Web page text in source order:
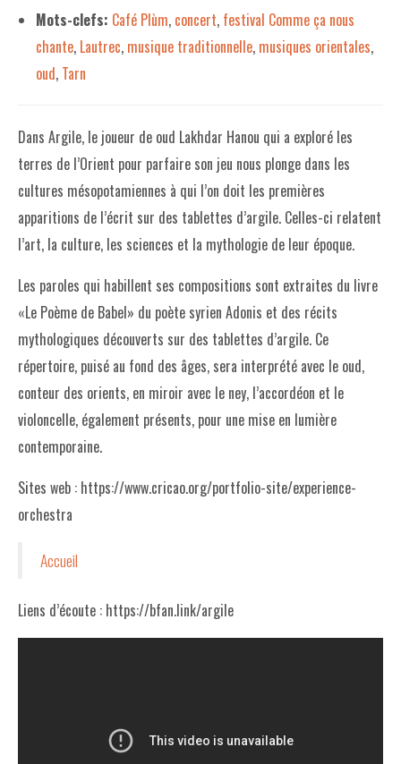
LA LIBRAIRIE
UNE LIBRAIRIE INDÉPENDANTE
INFOS & ACCESSIBILITÉ
Mots-clefs: Café Plùm, concert, festival Comme ça nous
chante, Lautrec, musique traditionnelle, musiques orientales,
oud, Tarn
Dans Argile, le joueur de oud Lakhdar Hanou qui a exploré les
terres de l’Orient pour parfaire son jeu nous plonge dans les
cultures mésopotamiennes à qui l’on doit les premières
apparitions de l’écrit sur des tablettes d’argile. Celles-ci relatent
l’art, la culture, les sciences et la mythologie de leur époque.
Les paroles qui habillent ses compositions sont extraites du livre
«Le Poème de Babel» du poète syrien Adonis et des récits
mythologiques découverts sur des tablettes d’argile. Ce
répertoire, puisé au fond des âges, sera interprété avec le oud,
conteur des orients, en miroir avec le ney, l’accordéon et le
violoncelle, également présents, pour une mise en lumière
contemporaine.
Sites web : https://www.cricao.org/portfolio-site/experience-
orchestra
Accueil
Liens d’écoute : https://bfan.link/argile